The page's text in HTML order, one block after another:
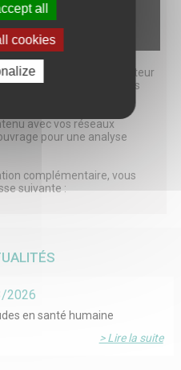
enrichissantes sur les
les défis actuels du secteur
offertes par les sciences
avec vos réseaux
pour une analyse
complémentaire, vous
suivante :
2026
en santé humaine
> Lire la suite
all
cookies